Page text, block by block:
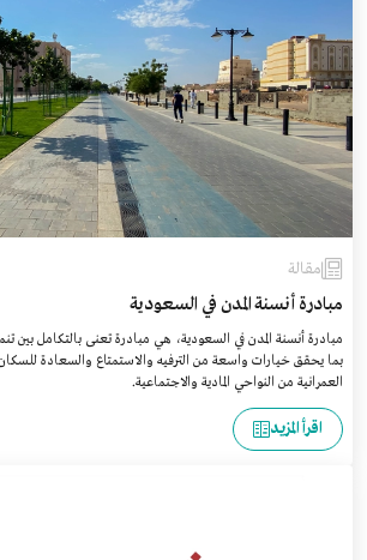
مقالة
مبادرة أنسنة المدن في السعودية
مبادرة أنسنة المدن في السعودية، هي مبادرة تعنى بالتكامل بين
بما يحقق خيارات واسعة من الترفيه والاستمتاع والسعادة
العمرانية من النواحي المادية والاجتماعية.
اقرأ المزيد